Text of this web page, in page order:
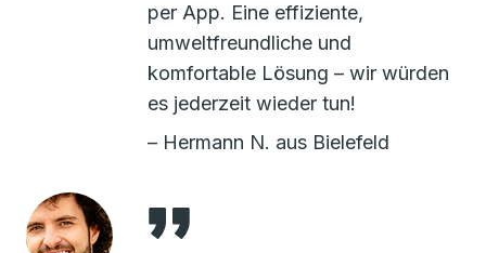
per App. Eine effiziente,
umweltfreundliche und
komfortable Lösung – wir würden
es jederzeit wieder tun!
– Hermann N. aus Bielefeld